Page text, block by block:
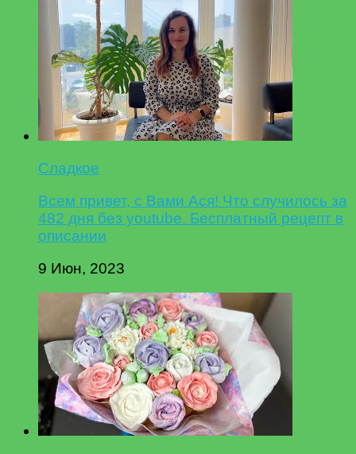
Сладкое
Всем привет, с Вами Ася! Что случилось за
482 дня без youtube. Бесплатный рецепт в
описании
9 Июн, 2023